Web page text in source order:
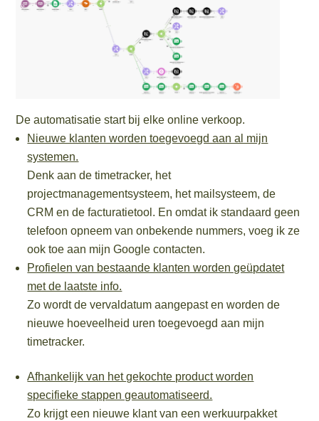
De automatisatie start bij elke online verkoop.
Nieuwe klanten worden toegevoegd aan al mijn
systemen.
Denk aan de timetracker, het
projectmanagementsysteem, het mailsysteem, de
CRM en de facturatietool. En omdat ik standaard geen
telefoon opneem van onbekende nummers, voeg ik ze
ook toe aan mijn Google contacten.
Profielen van bestaande klanten worden geüpdatet
met de laatste info.
Zo wordt de vervaldatum aangepast en worden de
nieuwe hoeveelheid uren toegevoegd aan mijn
timetracker.
Afhankelijk van het gekochte product worden
specifieke stappen geautomatiseerd.
Zo krijgt een nieuwe klant van een werkuurpakket